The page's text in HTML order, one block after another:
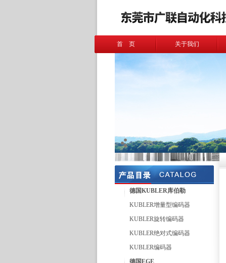
首 页 关于我们
德国KUBLER库伯勒
KUBLER增量型编码器
KUBLER旋转编码器
KUBLER绝对式编码器
KUBLER编码器
德国EGE